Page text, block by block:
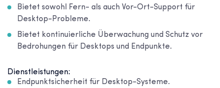
Bietet sowohl Fern- als auch Vor-Ort-Support für
Desktop-Probleme.
Bietet kontinuierliche Überwachung und Schutz vor
Bedrohungen für Desktops und Endpunkte.
Dienstleistungen:
Endpunktsicherheit für Desktop-Systeme.